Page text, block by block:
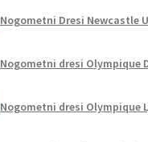
Nogometni Dresi Newcastle
Nogometni dresi Olympique
Nogometni dresi Olympique